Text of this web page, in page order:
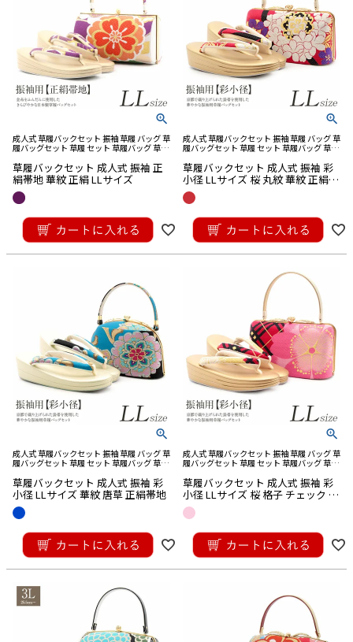
成人式 草履バックセット 振袖 草履 バッグ 草
履バッグセット 草履 セット 草履バッグ 草履
ト バック草履 成人式草履バック
草履バックセット 成人式 振袖 正
絹帯地 華紋 正絹 LLサイズ
33,000税込
成人式 草履バックセット 振袖 草履 バッグ 草
履バッグセット 草履 セット 草履バッグ 草履
ト バック草履 成人式草履バック
草履バックセット 成人式 振袖 彩
小径 LLサイズ 桜 丸紋 華紋 正絹帯
地
29,700税込
成人式 草履バックセット 振袖 草履 バッグ 草
履バッグセット 草履 セット 草履バッグ 草履
ト バック草履 成人式草履バック
草履バックセット 成人式 振袖 彩
小径 LLサイズ 華紋 唐草 正絹帯地
29,700税込
成人式 草履バックセット 振袖 草履 バッグ 草
履バッグセット 草履 セット 草履バッグ 草履
ト バック草履 成人式草履バック
草履バックセット 成人式 振袖 彩
小径 LLサイズ 桜 格子 チェック 正
絹帯地
29,700税込